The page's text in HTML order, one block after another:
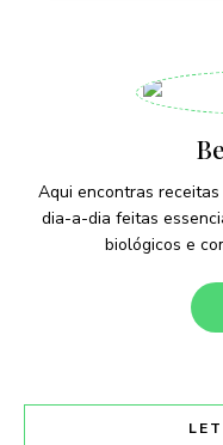
Aqui encontras
dia-a-dia feitas
biológicos e